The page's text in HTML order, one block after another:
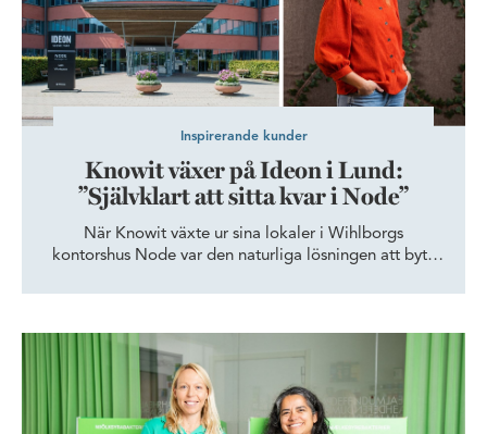
Inspirerande kunder
Knowit växer på Ideon i Lund:
”Självklart att sitta kvar i Node”
När Knowit växte ur sina lokaler i Wihlborgs
kontorshus Node var den naturliga lösningen att byta
hemma?
Probi skapar global framgång med basen på Ideon i Lund